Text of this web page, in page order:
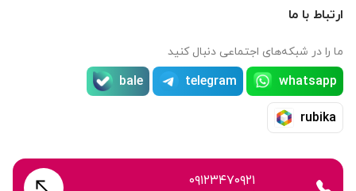
ارتباط با ما
ما را در شبکه‌های اجتماعی دنبال کنید
whatsapp
telegram
bale
rubika
۰۹۱۲۳۴۷۰۹۲۱